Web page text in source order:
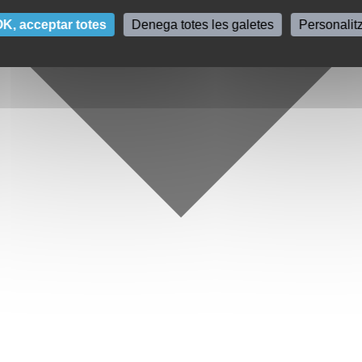
acceptar totes Denega totes les galetes